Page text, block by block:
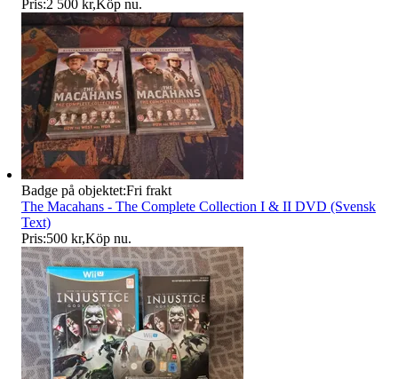
Pris:2 500 kr, Köp nu.
Badge på objektet:Fri frakt
The Macahans - The Complete Collection I & II DVD (Svensk
Text)
Pris:500 kr,Köp nu.